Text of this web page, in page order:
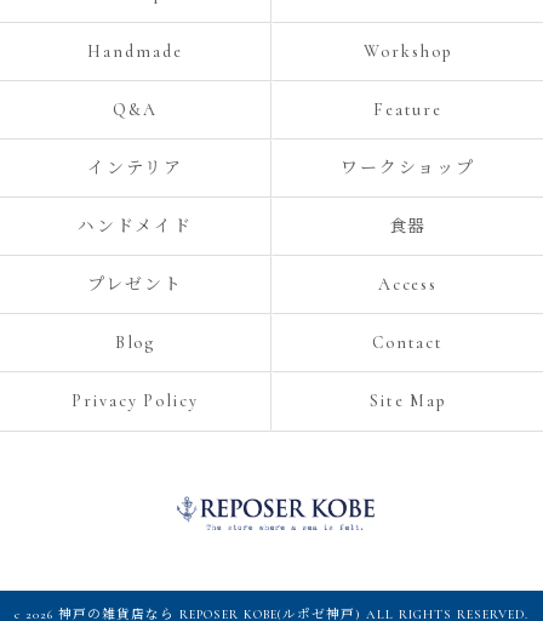
Handmade Workshop
Q&A Feature
インテリア ワークショップ
ハンドメイド 食器
プレゼント Access
Blog Contact
Privacy Policy Site Map
c 2026 神戸の雑貨店なら REPOSER KOBE(ルポゼ神戸) ALL RIGHTS RESERVED.